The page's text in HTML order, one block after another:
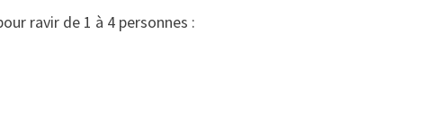
ravir de 1 à 4 personnes :